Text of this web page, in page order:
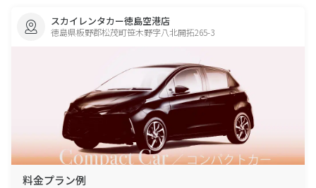
スカイレンタカー徳島空港店
徳島県板野郡松茂町笹木野字八北開拓265-3
料金プラン例